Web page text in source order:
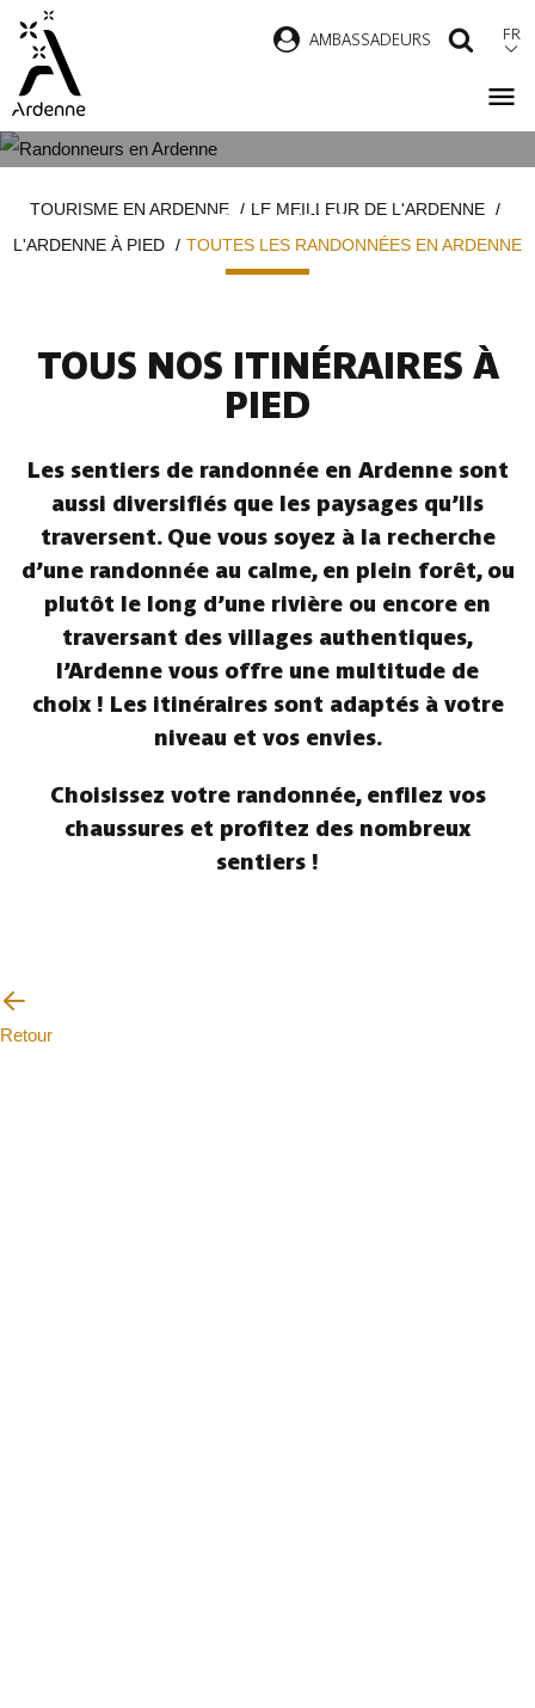
contenu
principal
AMBASSADEURS FR
ARDENNE
d'ArianeTOURISME EN ARDENNE
LE MEILLEUR DE L'ARDENNE
L'ARDENNE À PIED
TOUTES LES RANDONNÉES EN ARDENNE
TOUS NOS ITINÉRAIRES À
PIED
Les sentiers de randonnée en Ardenne sont
aussi diversifiés que les paysages qu’ils
traversent. Que vous soyez à la recherche
d’une randonnée au calme, en plein forêt, ou
plutôt le long d’une rivière ou encore en
traversant des villages authentiques,
l’Ardenne vous offre une multitude de
choix ! Les itinéraires sont adaptés à votre
niveau et vos envies.
Choisissez votre randonnée, enfilez vos
chaussures et profitez des nombreux
sentiers !
Retour